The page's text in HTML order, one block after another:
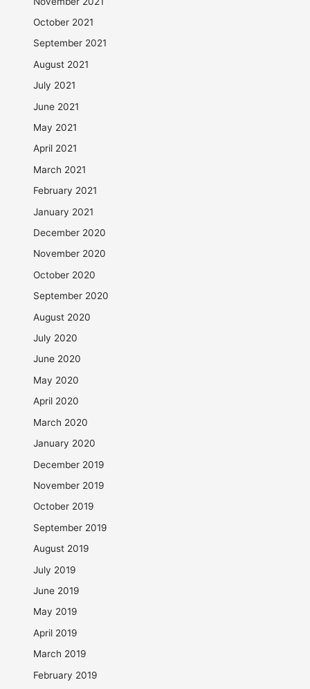
October 2021
September 2021
August 2021
July 2021
June 2021
May 2021
April 2021
March 2021
February 2021
January 2021
December 2020
November 2020
October 2020
September 2020
August 2020
July 2020
June 2020
May 2020
April 2020
March 2020
January 2020
December 2019
November 2019
October 2019
September 2019
August 2019
July 2019
June 2019
May 2019
April 2019
March 2019
February 2019